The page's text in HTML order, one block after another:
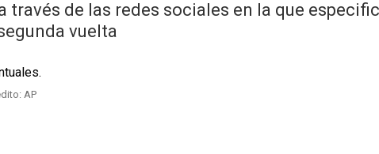
través de las redes sociales en la que
vuelta
AP